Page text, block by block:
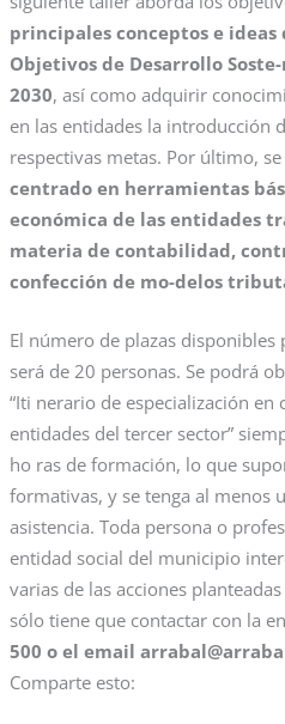
principales conceptos e ideas
Objetivos de Desarrollo
2030, así como adquirir
en las entidades la introducción
respectivas metas. Por último,
centrado en herramientas
económica de las entidades
materia de contabilidad,
confección de mo-delos
El número de plazas disponibles
será de 20 personas. Se podrá
“Iti nerario de especialización
entidades del tercer sector”
ho ras de formación, lo que
formativas, y se tenga al menos
asistencia. Toda persona o
entidad social del municipio
varias de las acciones
sólo tiene que contactar con la
500 o el email
Comparte esto: